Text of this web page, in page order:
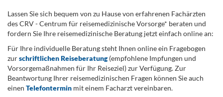
Lassen Sie sich bequem von zu Hause von erfahrenen Fachärzten
des CRV - Centrum für reisemedizinische Vorsorge* beraten und
fordern Sie Ihre reisemedizinische Beratung jetzt einfach online an:
Für Ihre individuelle Beratung steht Ihnen online ein Fragebogen
zurschriftlichen Reiseberatung(empfohlene Impfungen und
Vorsorgemaßnahmen für Ihr Reiseziel) zur Verfügung. Zur
Beantwortung Ihrer reisemedizinischen Fragen können Sie auch
einen Telefontermin mit einem Facharzt vereinbaren.